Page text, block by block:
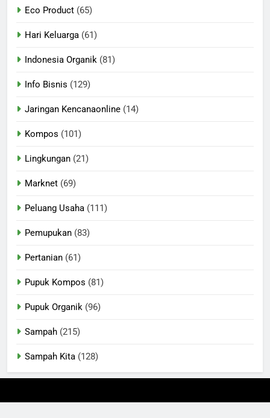
Eco Product (65)
Hari Keluarga (61)
Indonesia Organik (81)
Info Bisnis (129)
Jaringan Kencanaonline (14)
Kompos (101)
Lingkungan (21)
Marknet (69)
Peluang Usaha (111)
Pemupukan (83)
Pertanian (61)
Pupuk Kompos (81)
Pupuk Organik (96)
Sampah (215)
Sampah Kita (128)